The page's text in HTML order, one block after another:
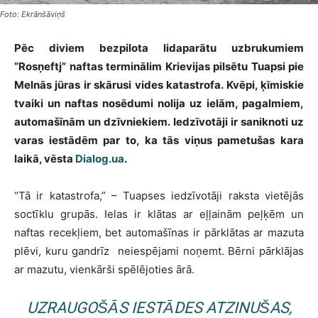
Foto: Ekrānšāviņš
Pēc diviem bezpilota lidaparātu uzbrukumiem
“Rosņeftj” naftas terminālim Krievijas pilsētu Tuapsi pie
Melnās jūras ir skārusi vides katastrofa. Kvēpi, ķīmiskie
tvaiki un naftas nosēdumi nolija uz ielām, pagalmiem,
automašīnām un dzīvniekiem. Iedzīvotāji ir saniknoti uz
varas iestādēm par to, ka tās viņus pametušas kara
laikā, vēsta Dialog.ua.
“Tā ir katastrofa,” – Tuapses iedzīvotāji raksta vietējās
soctīklu grupās. Ielas ir klātas ar eļļainām peļķēm un
naftas recekļiem, bet automašīnas ir pārklātas ar mazuta
plēvi, kuru gandrīz neiespējami noņemt. Bērni pārklājas
ar mazutu, vienkārši spēlējoties ārā.
UZRAUGOŠĀS IESTĀDES ATZINUŠAS,